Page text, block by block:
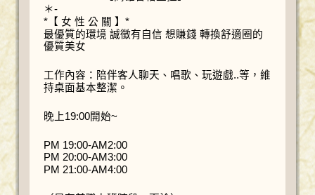
＊-
*【 女 性 公 關 】*
最優質的環境 誠徵有自信 想賺錢 轉換舒適圈的
優質美女
工作內容：陪伴客人聊天、唱歌、玩遊戲..等，維
持桌面基本整潔。
晚上19:00開始~
PM 19:00-AM2:00
PM 20:00-AM3:00
PM 21:00-AM4:00